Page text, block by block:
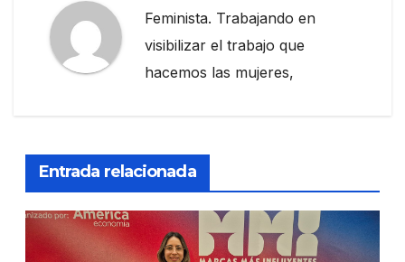
Feminista. Trabajando en
visibilizar el trabajo que
hacemos las mujeres,
Entrada relacionada